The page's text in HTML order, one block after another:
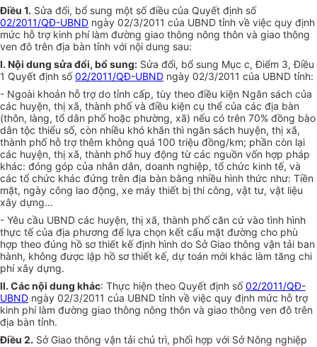
Điều 1. Sửa đổi, bổ sung một số điều của Quyết định số
02/2011/QĐ-UBND ngày 02/3/2011 của UBND tỉnh về việc quy định
mức hỗ trợ kinh phí làm đường giao thông nông thôn và giao thông
ven đô trên địa bàn tỉnh với nội dung sau:
I. Nội dung sửa đổi, bổ sung: Sửa đổi, bổ sung Mục c, Điểm 3, Điều
1 Quyết định số02/2011/QĐ-UBND ngày 02/3/2011 của UBND tỉnh:
- Ngoài khoản hỗ trợ do tỉnh cấp, tùy theo điều kiện Ngân sách của
các huyện, thị xã, thành phố và điều kiện cụ thể của các địa bàn
(thôn, làng, tổ dân phố hoặc phường, xã) nếu có trên 70% đồng bào
dân tộc thiểu số, còn nhiều khó khăn thì ngân sách huyện, thị xã,
thành phố hỗ trợ thêm không quá 100 triệu đồng/km; phần còn lại
các huyện, thị xã, thành phố huy động từ các nguồn vốn hợp pháp
khác: đóng góp của nhân dân, doanh nghiệp, tổ chức kinh tế, và
các tổ chức khác đứng trên địa bàn bằng nhiều hình thức như: Tiền
mặt, ngày công lao động, xe máy thiết bị thi công, vật tư, vật liệu
xây dựng...
- Yêu cầu UBND các huyện, thị xã, thành phố căn cứ vào tình hình
thực tế của địa phương để lựa chọn kết cấu mặt đường cho phù
hợp theo đúng hồ sơ thiết kế định hình do Sở Giao thông vận tải ban
hành, không được lập hồ sơ thiết kế, dự toán mới khác làm tăng chi
phí xây dựng.
II. Các nội dung khác: Thực hiện theo Quyết định số02/2011/QĐ-
UBND ngày 02/3/2011 của UBND tỉnh về việc quy định mức hỗ trợ
kinh phí làm đường giao thông nông thôn và giao thông ven đô trên
địa bàn tỉnh.
Điều 2. Sở Giao thông vận tải chủ trì, phối hợp với Sở Nông nghiệp